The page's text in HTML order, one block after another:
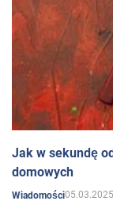
Jak w sekundę
domowych
Wiadomości